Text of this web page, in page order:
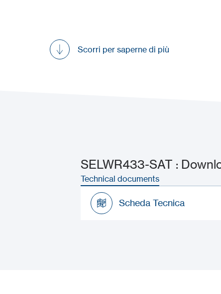
Scorri per saperne di più
SELWR433-SAT :
Technical documents
Scheda Tecnica